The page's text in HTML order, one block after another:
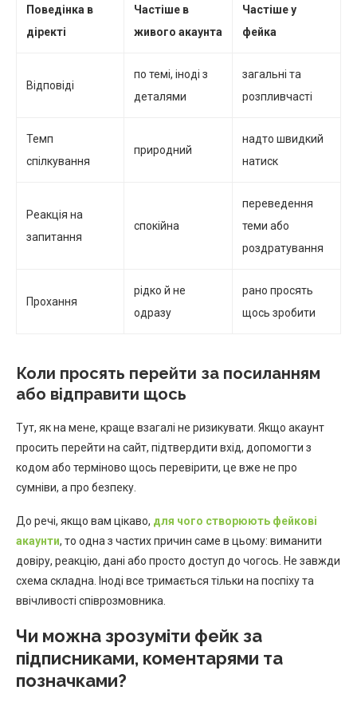
Поведінка в
діректі
Частіше в
живого акаунта
Частіше у
фейка
Відповіді
по темі, іноді з
деталями
загальні та
розпливчасті
Темп
спілкування
природний
надто швидкий
натиск
Реакція на
запитання
спокійна
переведення
теми або
роздратування
Прохання
рідко й не
одразу
рано просять
щось зробити
Коли просять перейти за посиланням
або відправити щось
Тут, як на мене, краще взагалі не ризикувати. Якщо акаунт
просить перейти на сайт, підтвердити вхід, допомогти з
кодом або терміново щось перевірити, це вже не про
сумніви, а про безпеку.
До речі, якщо вам цікаво, для чого створюють фейкові
акаунти, то одна з частих причин саме в цьому: виманити
довіру, реакцію, дані або просто доступ до чогось. Не завжди
схема складна. Іноді все тримається тільки на поспіху та
ввічливості співрозмовника.
Чи можна зрозуміти фейк за
підписниками, коментарями та
позначками?